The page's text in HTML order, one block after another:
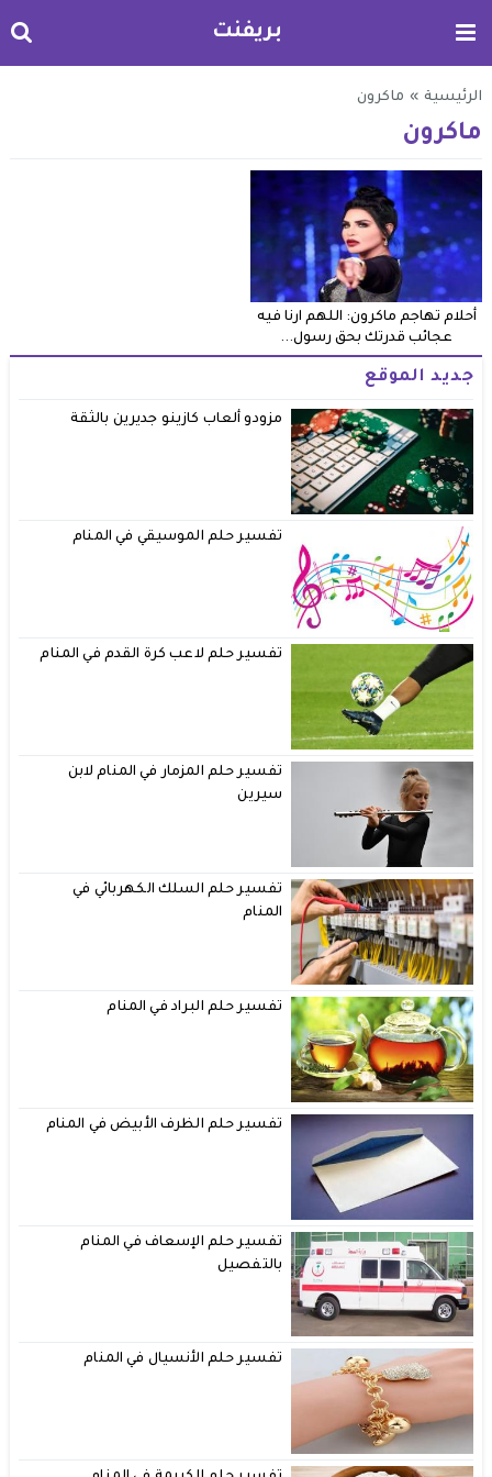
بريفنت
الرئيسية » ماكرون
ماكرون
أحلام تهاجم ماكرون: اللهم ارنا فيه
عجائب قدرتك بحق رسول...
جديد الموقع
مزودو ألعاب كازينو جديرين بالثقة
تفسير حلم الموسيقي في المنام
تفسير حلم لاعب كرة القدم في المنام
تفسير حلم المزمار في المنام لابن
سيرين
تفسير حلم السلك الكهربائي في
المنام
تفسير حلم البراد في المنام
تفسير حلم الظرف الأبيض في المنام
تفسير حلم الإسعاف في المنام
بالتفصيل
تفسير حلم الأنسيال في المنام